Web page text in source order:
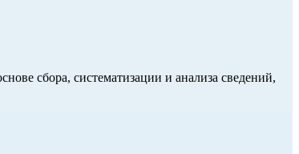
сбора, систематизации и анализа сведений,